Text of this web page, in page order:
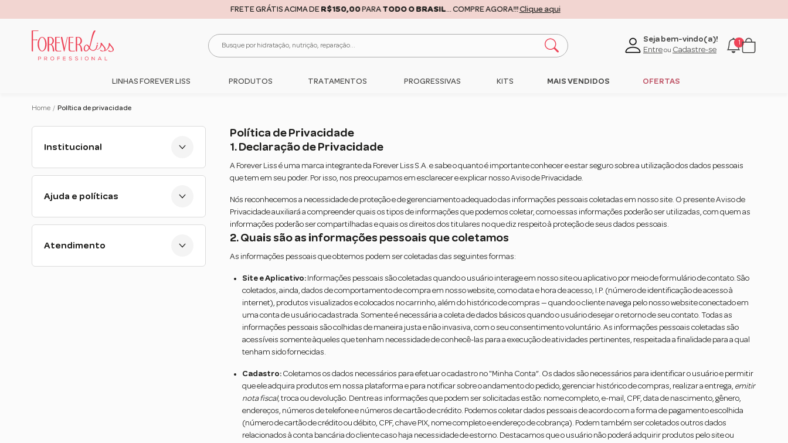
FRETE GRÁTIS ACIMA DER$150,00PARATODO O BRASIL... COMPRE AGORA!!!Clique aqui
Seja bem-vindo(a)!
Entreou Cadastre-se
1
LINHAS FOREVER LISS PRODUTOS TRATAMENTOS PROGRESSIVAS KITS MAIS VENDIDOS OFERTAS
Home / Política de privacidade
Institucional
Quem somos
Revendedor
Ajuda e políticas
Política de troca e devolução
Atendimento
Política de Privacidade
1. Declaração de Privacidade
A Forever Liss é uma marca integrante da Forever Liss S.A. e sabe o quanto é importante conhecer e estar seguro sobre a utilização dos dados pessoais
que tem em seu poder. Por isso, nos preocupamos em esclarecer e explicar nosso Aviso de Privacidade.
Nós reconhecemos a necessidade de proteção e de gerenciamento adequado das informações pessoais coletadas em nosso site. O presente Aviso de
Privacidade auxiliará a compreender quais os tipos de informações que podemos coletar, como essas informações poderão ser utilizadas, com quem as
informações poderão ser compartilhadas e quais os direitos dos titulares no que diz respeito à proteção de seus dados pessoais.
2. Quais são as informações pessoais que coletamos
As informações pessoais que obtemos podem ser coletadas das seguintes formas:
Site e Aplicativo: Informações pessoais são coletadas quando o usuário interage em nosso site ou aplicativo por meio de formulário de contato. São
coletados, ainda, dados de comportamento de compra em nosso website, como data e hora de acesso, I.P. (número de identificação de acesso à
internet), produtos visualizados e colocados no carrinho, além do histórico de compras — quando o cliente navega pelo nosso website conectado em
uma conta de usuário cadastrada. Somente é necessária a coleta de dados básicos quando o usuário desejar o retorno de seu contato. Todas as
informações pessoais são colhidas de maneira justa e não invasiva, com o seu consentimento voluntário. As informações pessoais coletadas são
acessíveis somente àqueles que tenham necessidade de conhecê-las para a execução de atividades pertinentes, respeitada a finalidade para a qual
tenham sido fornecidas.
Cadastro: Coletamos os dados necessários para efetuar o cadastro no "Minha Conta”. Os dados são necessários para identificar o usuário e permitir
que ele adquira produtos em nossa plataforma e para notificar sobre o andamento do pedido, gerenciar histórico de compras, realizar a entrega, emitir
nota fiscal, troca ou devolução. Dentre as informações que podem ser solicitadas estão: nome completo, e-mail, CPF, data de nascimento, gênero,
endereços, números de telefone e números de cartão de crédito. Podemos coletar dados pessoais de acordo com a forma de pagamento escolhida
(número de cartão de crédito ou débito, CPF, chave PIX, nome completo e endereço de cobrança). Podem também ser coletados outros dados
relacionados à conta bancária do cliente caso haja necessidade de estorno. Destacamos que o usuário não poderá adquirir produtos pelo site ou